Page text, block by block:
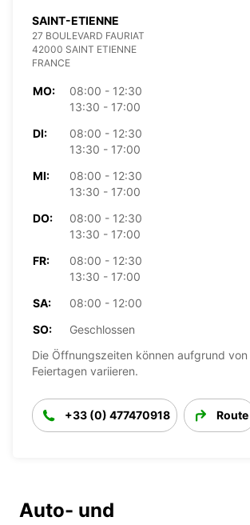
SAINT-ETIENNE
27 BOULEVARD FAURIAT
42000 SAINT ETIENNE
FRANCE
MO:
08:00 - 12:30
13:30 - 17:00
DI:
08:00 - 12:30
13:30 - 17:00
MI:
08:00 - 12:30
13:30 - 17:00
DO:
08:00 - 12:30
13:30 - 17:00
FR:
08:00 - 12:30
13:30 - 17:00
SA:
08:00 - 12:00
SO:
Geschlossen
Die Öffnungszeiten können aufgrund
Feiertagen variieren.
+33 (0) 477470918 Route
Auto- und